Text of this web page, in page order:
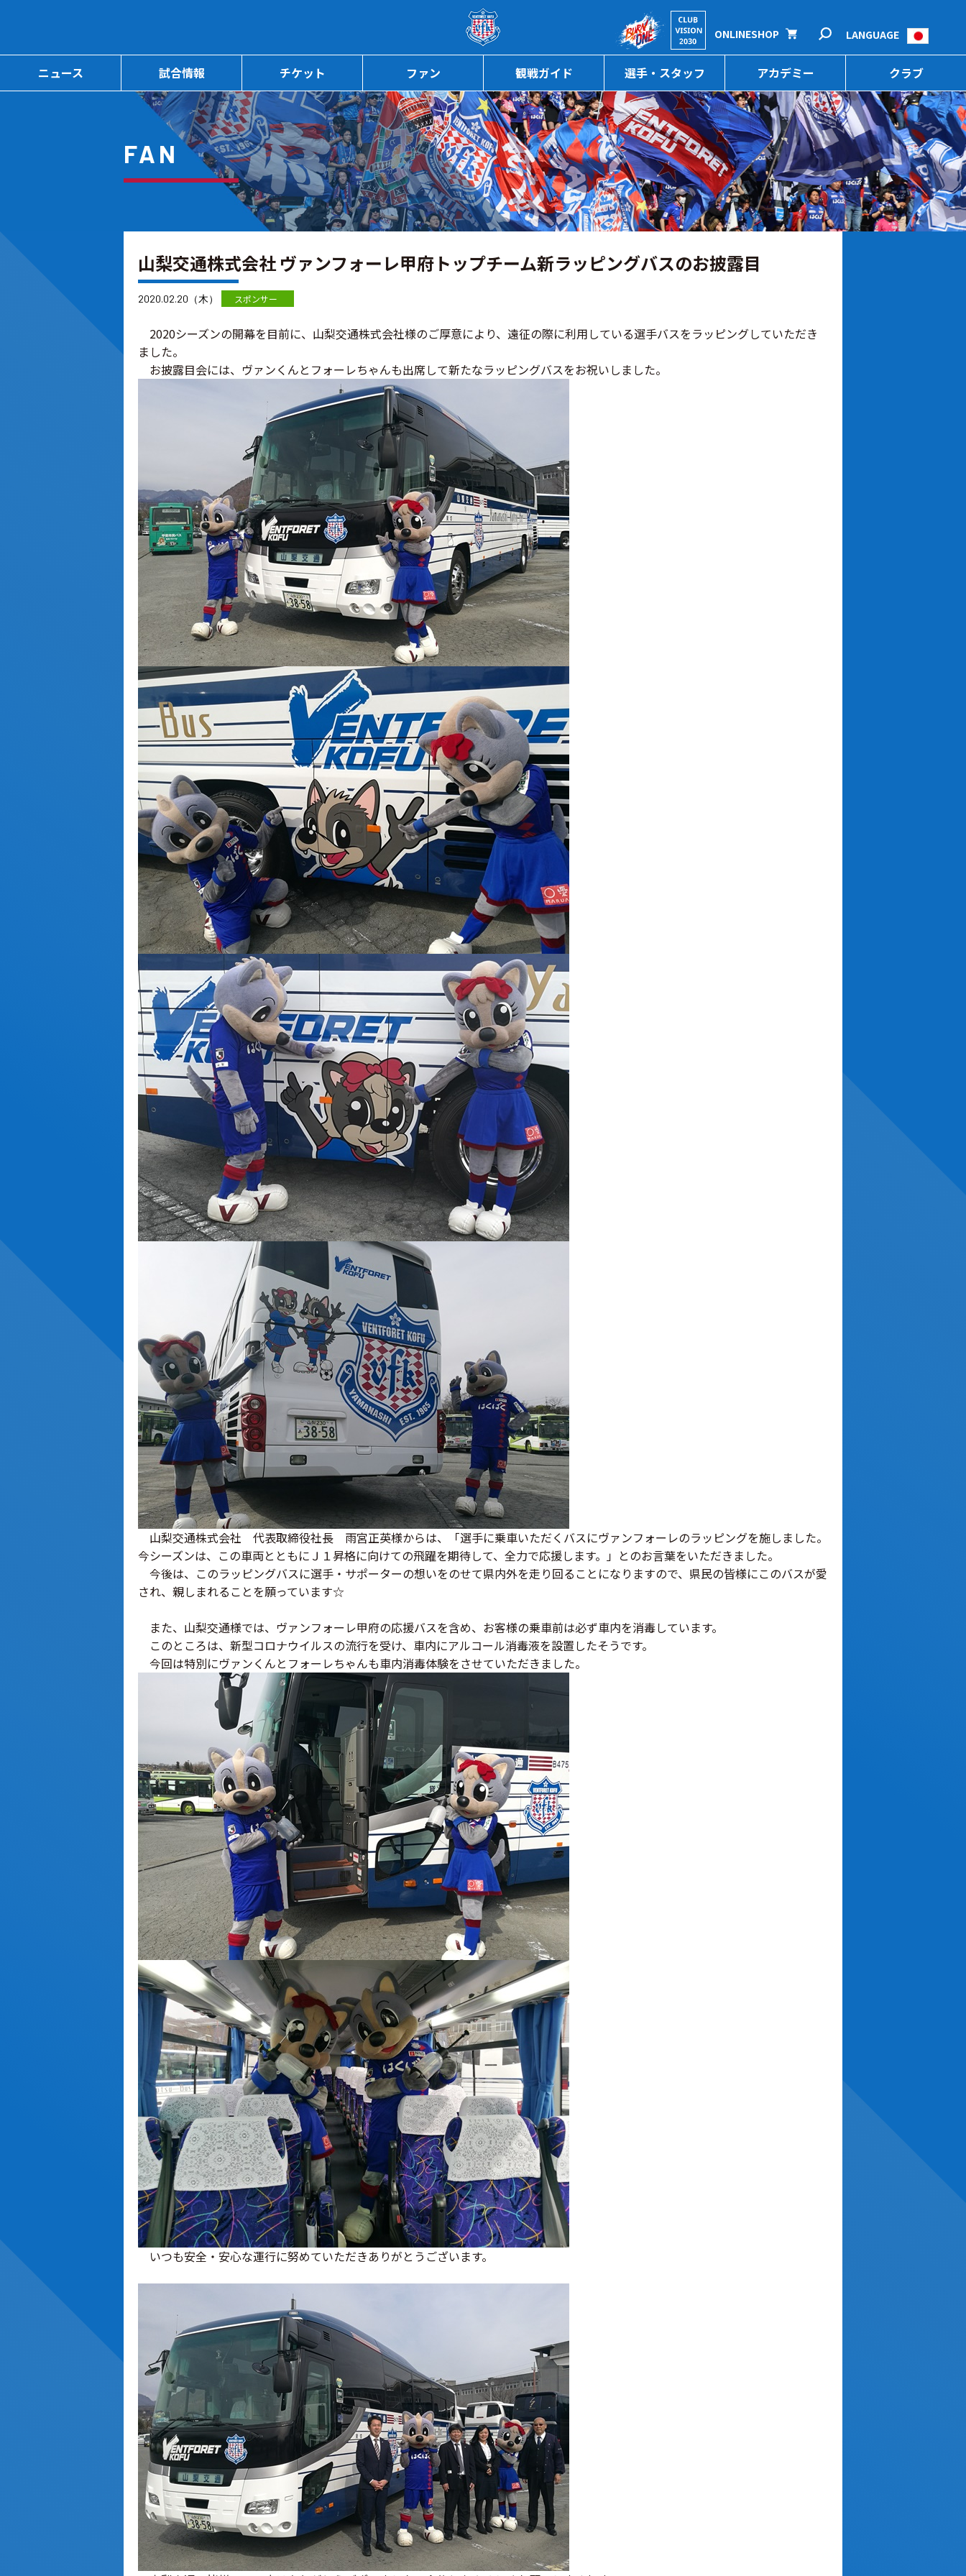
ページの本文へ
ニュース 試合情報 チケット ファン 観戦ガイド 選手・スタッフ アカデミー クラブ
ONLINESHOP LANGUAGE
FAN
山梨交通株式会社 ヴァンフォーレ甲府トップチーム新ラッピングバスのお披露目
2020.02.20（木） スポンサー
2020シーズンの開幕を目前に、山梨交通株式会社様のご厚意により、遠征の際に利用している選手バスをラッピングしていただき
ました。
お披露目会には、ヴァンくんとフォーレちゃんも出席して新たなラッピングバスをお祝いしました。
山梨交通株式会社 代表取締役社長 雨宮正英様からは、「選手に乗車いただくバスにヴァンフォーレのラッピングを施しました。
今シーズンは、この車両とともにＪ１昇格に向けての飛躍を期待して、全力で応援します。」とのお言葉をいただきました。
今後は、このラッピングバスに選手・サポーターの想いをのせて県内外を走り回ることになりますので、県民の皆様にこのバスが愛
され、親しまれることを願っています☆
また、山梨交通様では、ヴァンフォーレ甲府の応援バスを含め、お客様の乗車前は必ず車内を消毒しています。
このところは、新型コロナウイルスの流行を受け、車内にアルコール消毒液を設置したそうです。
今回は特別にヴァンくんとフォーレちゃんも車内消毒体験をさせていただきました。
いつも安全・安心な運行に努めていただきありがとうございます。